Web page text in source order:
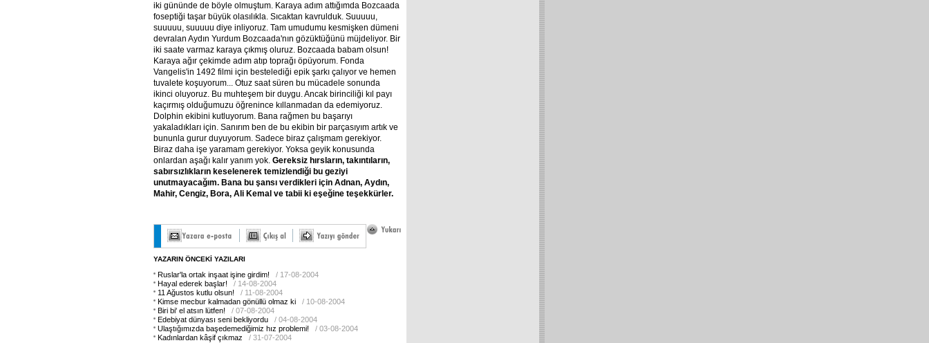
iki gününde de böyle olmuştum. Karaya adım attığımda Bozcaada
foseptiği taşar büyük olasılıkla. Sıcaktan kavrulduk. Suuuuu,
suuuuu, suuuuu diye inliyoruz. Tam umudumu kesmişken dümeni
devralan Aydın Yurdum Bozcaada'nın gözüktüğünü müjdeliyor. Bir
iki saate varmaz karaya çıkmış oluruz. Bozcaada babam olsun!
Karaya ağır çekimde adım atıp toprağı öpüyorum. Fonda
Vangelis'in 1492 filmi için bestelediği epik şarkı çalıyor ve hemen
tuvalete koşuyorum... Otuz saat süren bu mücadele sonunda
ikinci oluyoruz. Bu muhteşem bir duygu. Ancak birinciliği kıl payı
kaçırmış olduğumuzu öğrenince kıllanmadan da edemiyoruz.
Dolphin ekibini kutluyorum. Bana rağmen bu başarıyı
yakaladıkları için. Sanırım ben de bu ekibin bir parçasıyım artık ve
bununla gurur duyuyorum. Sadece biraz çalışmam gerekiyor.
Biraz daha işe yaramam gerekiyor. Yoksa geyik konusunda
onlardan aşağı kalır yanım yok. Gereksiz hırsların, takıntıların,
sabırsızlıkların keselenerek temizlendiği bu geziyi
unutmayacağım. Bana bu şansı verdikleri için Adnan, Aydın,
Mahir, Cengiz, Bora, Ali Kemal ve tabii ki eşeğine teşekkürler.
YAZARIN ÖNCEKİ YAZILARI
Ruslar'la ortak inşaat işine girdim!
/ 17-08-2004
Hayal ederek başlar!
/ 14-08-2004
11 Ağustos kutlu olsun!
/ 11-08-2004
Kimse mecbur kalmadan gönüllü olmaz ki
/ 10-08-2004
Biri bi' el atsın lütfen!
/ 07-08-2004
Edebiyat dünyası seni bekliyordu
/ 04-08-2004
Ulaştığımızda başedemediğimiz hız problemi!
/ 03-08-2004
Kadınlardan kâşif çıkmaz
/ 31-07-2004